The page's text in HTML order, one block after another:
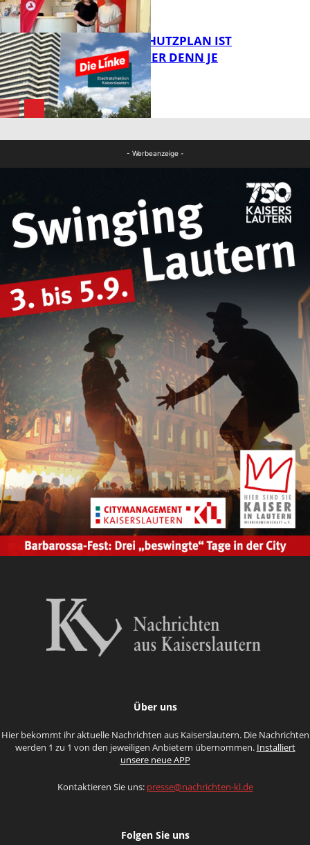
Panorama
EIN HITZESCHUTZPLAN IST
NOTWENDIGER DENN JE
- Werbeanzeige -
Über uns
Hier bekommt ihr aktuelle Nachrichten aus Kaiserslautern. Die Nachrichten
werden 1 zu 1 von den jeweiligen Anbietern übernommen. Installiert
unsere neue APP
Kontaktieren Sie uns: presse@nachrichten-kl.de
Folgen Sie uns